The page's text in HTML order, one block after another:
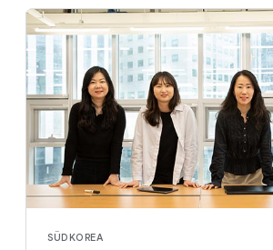
SÜDKOREA